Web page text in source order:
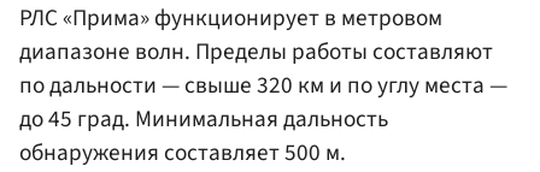
РЛС «Прима» функционирует в метровом
диапазоне волн. Пределы работы составляют
по дальности — свыше 320 км и по углу места —
до 45 град. Минимальная дальность
обнаружения составляет 500 м.